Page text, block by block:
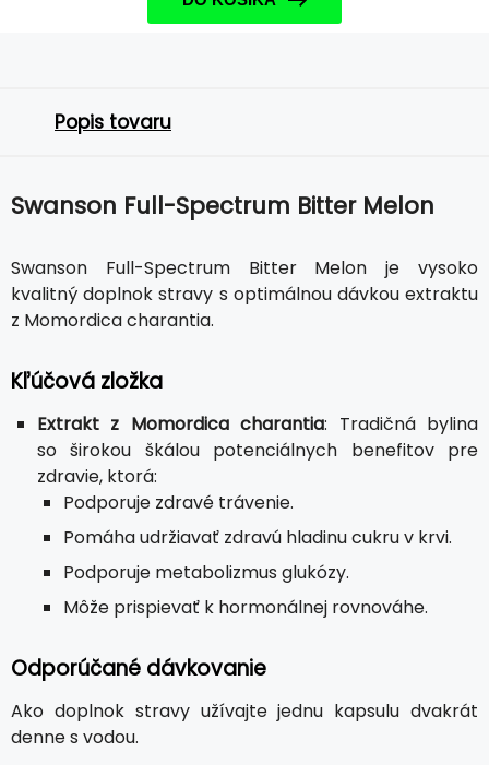
Popis tovaru
Swanson Full-Spectrum Bitter Melon
Swanson Full-Spectrum Bitter Melon je vysoko
kvalitný doplnok stravy s optimálnou dávkou extraktu
z Momordica charantia.
Kľúčová zložka
Extrakt z Momordica charantia: Tradičná bylina
so širokou škálou potenciálnych benefitov pre
zdravie, ktorá:
Podporuje zdravé trávenie.
Pomáha udržiavať zdravú hladinu cukru v krvi.
Podporuje metabolizmus glukózy.
Môže prispievať k hormonálnej rovnováhe.
Odporúčané dávkovanie
Ako doplnok stravy užívajte jednu kapsulu dvakrát
denne s vodou.